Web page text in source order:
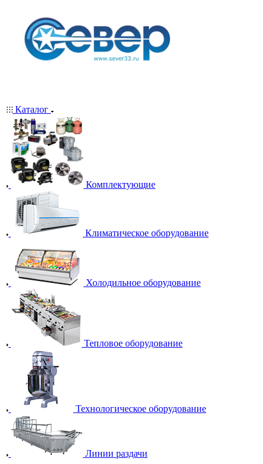
Каталог
Комплектующие
Климатическое оборудование
Холодильное оборудование
Тепловое оборудование
Технологическое оборудование
Линии раздачи